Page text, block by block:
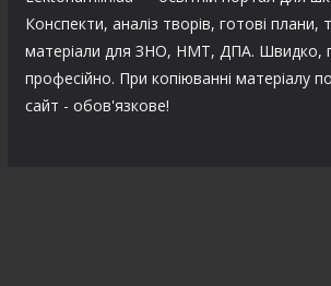
Конспекти, аналіз творів, готові плани,
матеріали для ЗНО, НМТ, ДПА. Швидко,
професійно. При копіюванні матеріалу
сайт - обов'язкове!